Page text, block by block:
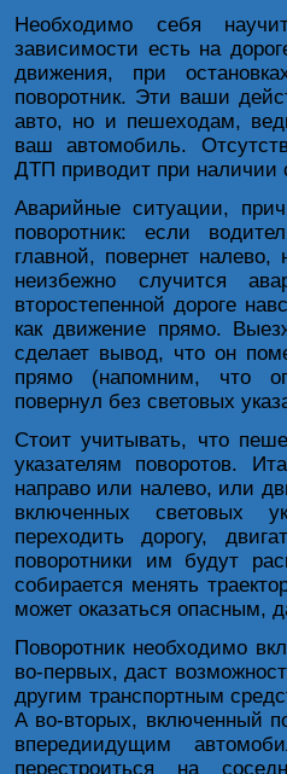
Необходимо себя
зависимости есть на
движения, при
поворотник. Эти ваши
авто, но и пешеходам,
ваш автомобиль.
ДТП приводит при наличии
Аварийные ситуации,
поворотник: если
главной, повернет
неизбежно случится
второстепенной дороге
как движение прямо.
сделает вывод, что он
прямо (напомним, что
повернул без световых
Стоит учитывать, что
указателям поворотов.
направо или налево, или
включенных световых
переходить дорогу,
поворотники им будут
собирается менять
может оказаться опасным,
Поворотник необходимо
во-первых, даст
другим транспортным
А во-вторых, включенный
впередиидущим
перестроиться на